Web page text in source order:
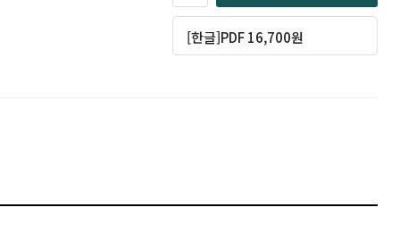
[한글]PDF 16,700원